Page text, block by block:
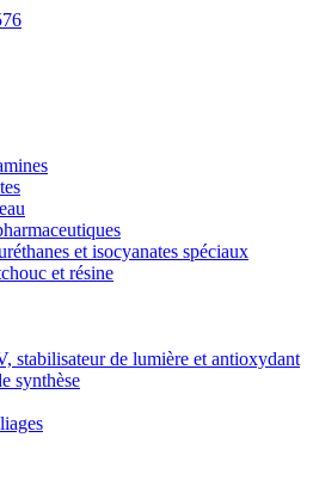
et isocyanates spéciaux
et résine
stabilisateur de lumière et antioxydant
synthèse